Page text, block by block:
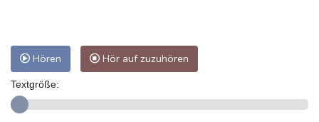
Hören Hör auf zuzuhören
Textgröße: